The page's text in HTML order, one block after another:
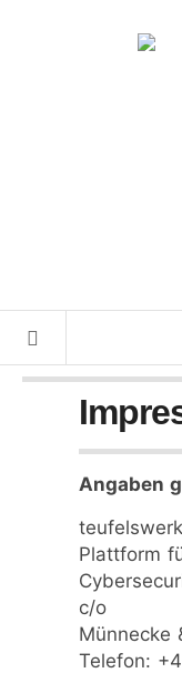
Angaben
teufelswerk
Plattform
c/o
Münnecke
Telefon: